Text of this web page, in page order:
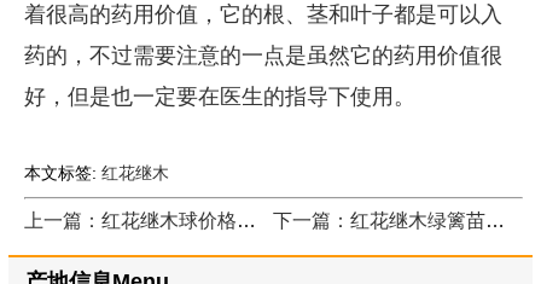
着很高的药用价值，它的根、茎和叶子都是可以入
药的，不过需要注意的一点是虽然它的药用价值很
好，但是也一定要在医生的指导下使用。
本文标签: 红花继木
上一篇：红花继木球价格表哪家准确 下一篇：红花继木绿篱苗多少钱一棵